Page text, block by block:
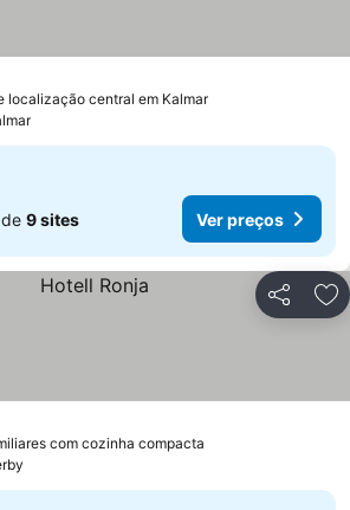
localização central em Kalmar
9 sites Ver preços
Partilhar
com cozinha compacta